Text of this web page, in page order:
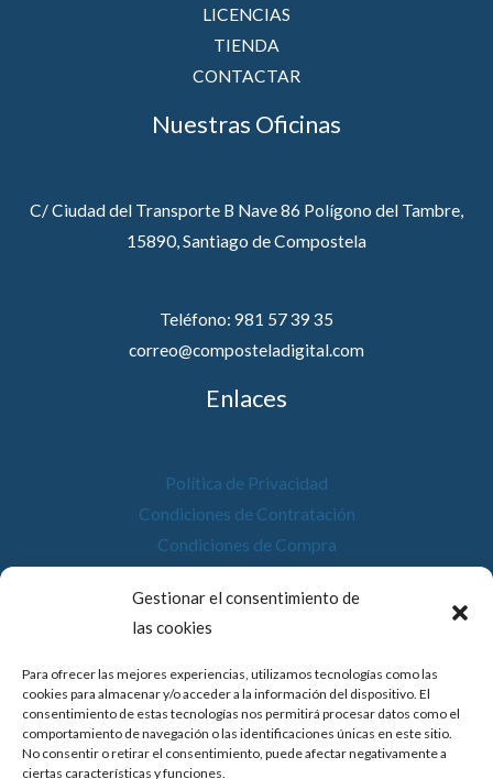
Gestionar el consentimiento de
las cookies
Para ofrecer las mejores experiencias, utilizamos tecnologías como las
cookies para almacenar y/o acceder a la información del dispositivo. El
consentimiento de estas tecnologías nos permitirá procesar datos como el
comportamiento de navegación o las identificaciones únicas en este sitio.
No consentir o retirar el consentimiento, puede afectar negativamente a
ciertas características y funciones.
LICENCIAS
TIENDA
CONTACTAR
Nuestras Oficinas
C/ Ciudad del Transporte B Nave 86 Polígono del Tambre,
15890, Santiago de Compostela
Teléfono: 981 57 39 35
correo@composteladigital.com
Enlaces
Política de Privacidad
Condiciones de Contratación
Condiciones de Compra
Política de Cookies
Accesibilidad
© 2026 Compostela Digital